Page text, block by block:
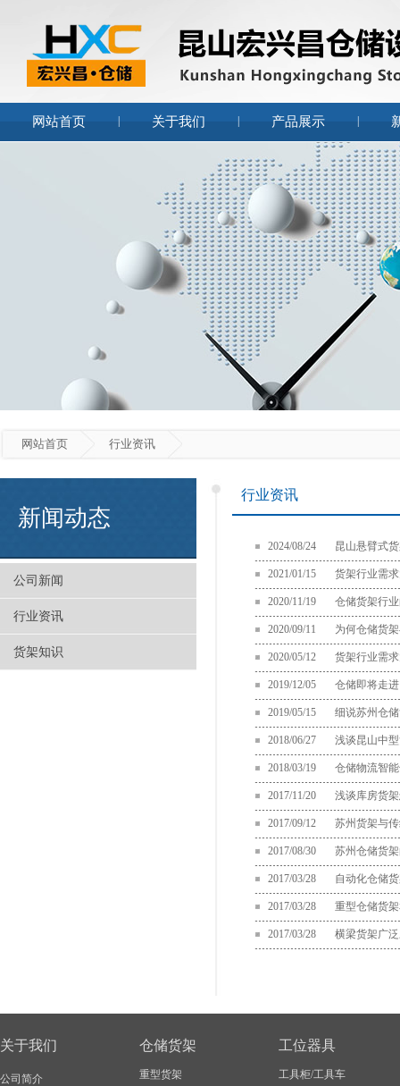
网站首页 关于我们 产品展示
网站首页 行业资讯
新闻动态
公司新闻
行业资讯
货架知识
行业资讯
2024/08/24 昆山悬臂式
2021/01/15 货架行业需
2020/11/19 仓储货架行
2020/09/11 为何仓储货
2020/05/12 货架行业需
2019/12/05 仓储即将走
2019/05/15 细说苏州仓
2018/06/27 浅谈昆山中
2018/03/19 仓储物流智
2017/11/20 浅谈库房货
2017/09/12 苏州货架与
2017/08/30 苏州仓储货
2017/03/28 自动化仓储
2017/03/28 重型仓储货
2017/03/28 横梁货架广
关于我们
公司简介
仓储货架
重型货架
工位器具
工具柜/工具车